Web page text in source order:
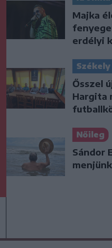
Majka
erdélyi
Ősszel
Hargita
Nőileg
Sándor